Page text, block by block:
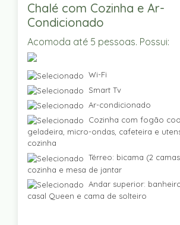
Chalé com Cozinha e Ar-
Condicionado
Acomoda até 5 pessoas. Possui:
Wi-Fi
Smart Tv
Ar-condicionado
Cozinha com fogão
geladeira, micro-ondas, cafeteira e
cozinha
Térreo: bicama (2
cozinha e mesa de jantar
Andar superior:
casal Queen e cama de solteiro